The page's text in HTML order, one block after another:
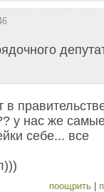
у нас же
себе... все
поощрить |